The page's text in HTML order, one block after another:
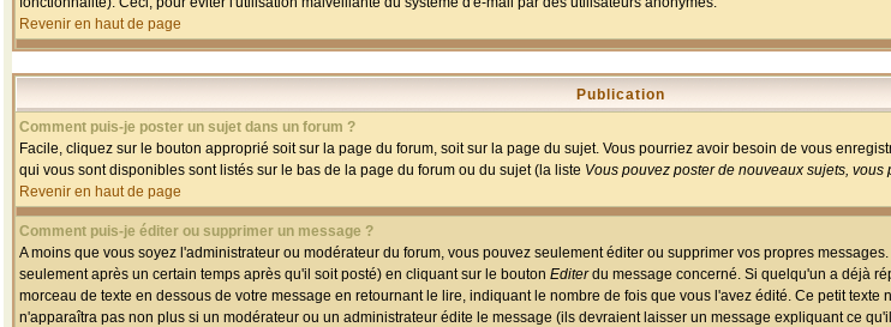
Revenir en haut de page
Publication
Comment puis-je poster un sujet dans un forum ?
Facile, cliquez sur le bouton approprié soit sur la page du forum, soit sur la page du sujet. Vous pourriez avoir besoin de vous
qui vous sont disponibles sont listés sur le bas de la page du forum ou du sujet (la liste Vous pouvez poster de nouveaux sujets, vous
Revenir en haut de page
Comment puis-je éditer ou supprimer un message ?
A moins que vous soyez l'administrateur ou modérateur du forum, vous pouvez seulement éditer ou supprimer vos propres
seulement après un certain temps après qu'il soit posté) en cliquant sur le bouton Editerdu message concerné. Si quelqu'un a déjà
morceau de texte en dessous de votre message en retournant le lire, indiquant le nombre de fois que vous l'avez édité. Ce petit texte
n'apparaîtra pas non plus si un modérateur ou un administrateur édite le message (ils devraient laisser un message expliquant ce